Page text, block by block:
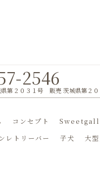
2546
県第２０３１号 販売 茨城県第
コンセプト
レトリーバー
子犬 大